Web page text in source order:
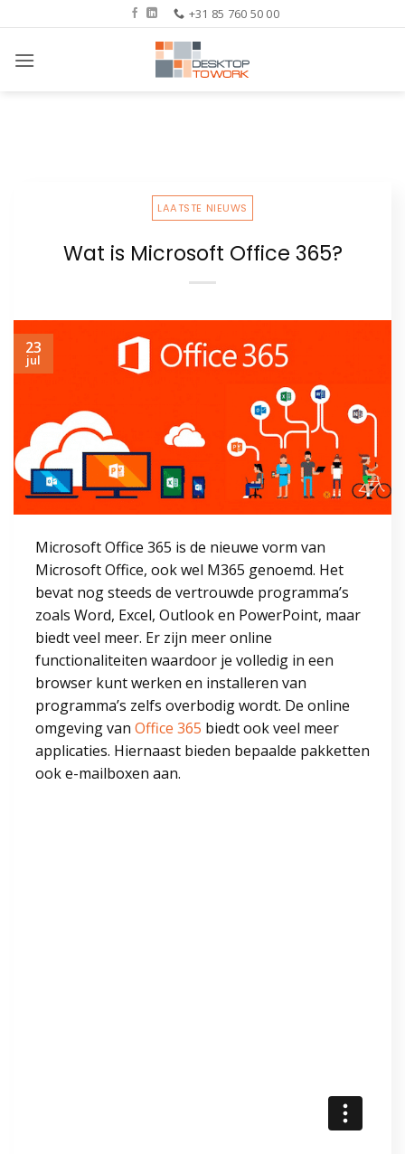
naar
inhoud
+31 85 760 50 00
LAATSTE NIEUWS
Wat is Microsoft Office 365?
23
jul
Microsoft Office 365 is de nieuwe vorm van
Microsoft Office, ook wel M365 genoemd. Het
bevat nog steeds de vertrouwde programma’s
zoals Word, Excel, Outlook en PowerPoint, maar
biedt veel meer. Er zijn meer online
functionaliteiten waardoor je volledig in een
browser kunt werken en installeren van
programma’s zelfs overbodig wordt. De online
omgeving van Office 365 biedt ook veel meer
applicaties. Hiernaast bieden bepaalde pakketten
ook e-mailboxen aan.